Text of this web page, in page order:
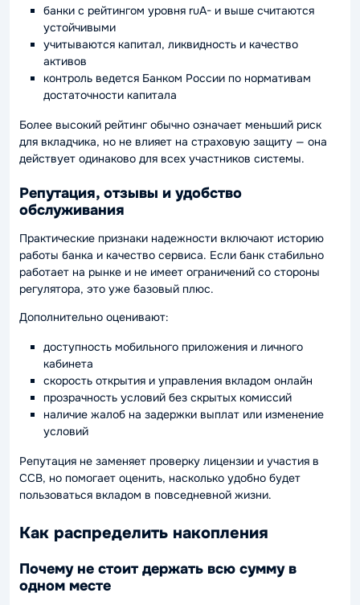
банки с рейтингом уровня ruA- и выше считаются
устойчивыми
учитываются капитал, ликвидность и качество
активов
контроль ведется Банком России по нормативам
достаточности капитала
Более высокий рейтинг обычно означает меньший риск
для вкладчика, но не влияет на страховую защиту — она
действует одинаково для всех участников системы.
Репутация, отзывы и удобство
обслуживания
Практические признаки надежности включают историю
работы банка и качество сервиса. Если банк стабильно
работает на рынке и не имеет ограничений со стороны
регулятора, это уже базовый плюс.
Дополнительно оценивают:
доступность мобильного приложения и личного
кабинета
скорость открытия и управления вкладом онлайн
прозрачность условий без скрытых комиссий
наличие жалоб на задержки выплат или изменение
условий
Репутация не заменяет проверку лицензии и участия в
ССВ, но помогает оценить, насколько удобно будет
пользоваться вкладом в повседневной жизни.
Как распределить накопления
Почему не стоит держать всю сумму в
одном месте